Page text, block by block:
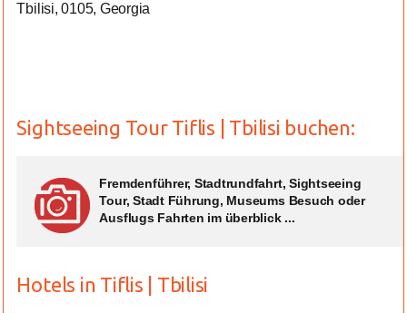
Tbilisi, 0105, Georgia
Sightseeing Tour Tiflis | Tbilisi buchen:
Fremdenführer, Stadtrundfahrt, Sightseeing
Tour, Stadt Führung, Museums Besuch oder
Ausflugs Fahrten im überblick ...
Hotels in Tiflis | Tbilisi